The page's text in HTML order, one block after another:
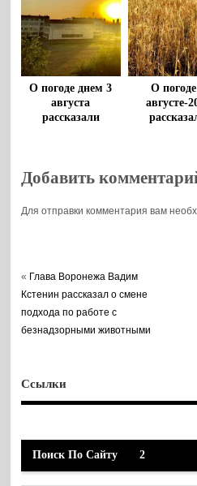
О погоде днем 3
августа
рассказали
О
августе-
Добавить
Для отправки комментария вам
« Глава Воронежа Вадим
Кстенин рассказал о смене
подхода по работе с
безнадзорными животными
Ссылки
Поиск По Сайту 2